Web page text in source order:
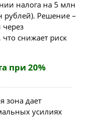
налога на 5 млн
рублей). Решение –
через
что снижает риск
при 20%
зона дает
усилиях